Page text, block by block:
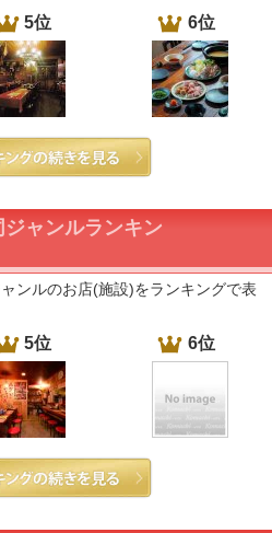
5位 6位
ャンルランキン
ンルのお店(施設)をランキングで表
5位 6位